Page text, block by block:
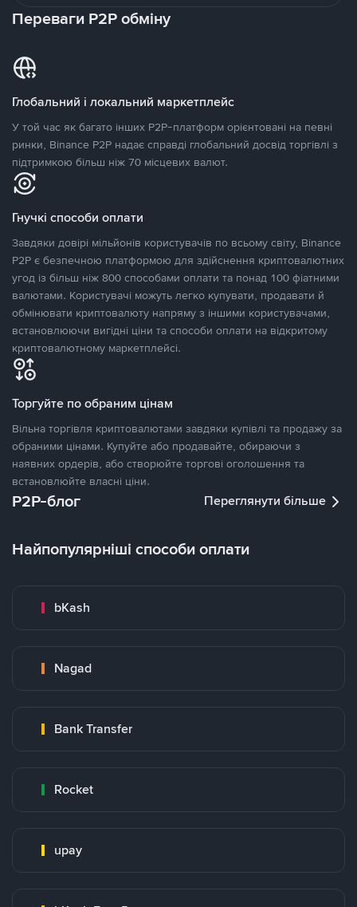
Переваги P2P обміну
Глобальний і локальний маркетплейс
У той час як багато інших P2P-платформ орієнтовані на певні
ринки, Binance P2P надає справді глобальний досвід торгівлі з
підтримкою більш ніж 70 місцевих валют.
Гнучкі способи оплати
Завдяки довірі мільйонів користувачів по всьому світу, Binance
P2P є безпечною платформою для здійснення криптовалютних
угод із більш ніж 800 способами оплати та понад 100 фіатними
валютами. Користувачі можуть легко купувати, продавати й
обмінювати криптовалюту напряму з іншими користувачами,
встановлюючи вигідні ціни та способи оплати на відкритому
криптовалютному маркетплейсі.
Торгуйте по обраним цінам
Вільна торгівля криптовалютами завдяки купівлі та продажу за
обраними цінами. Купуйте або продавайте, обираючи з
наявних ордерів, або створюйте торгові оголошення та
встановлюйте власні ціни.
P2P-блог Переглянути більше
Найпопулярніші способи оплати
bKash
Nagad
Bank Transfer
Rocket
upay